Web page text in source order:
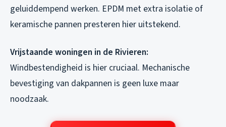
geluiddempend werken. EPDM met extra isolatie of
keramische pannen presteren hier uitstekend.
Vrijstaande woningen in de Rivieren:
Windbestendigheid is hier cruciaal. Mechanische
bevestiging van dakpannen is geen luxe maar
noodzaak.